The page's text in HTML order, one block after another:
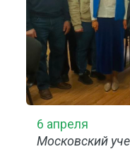
6 апреля
Московский